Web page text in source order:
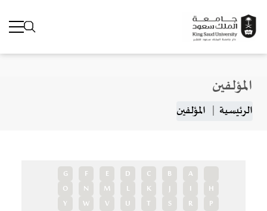
تجاوز إلى المحتوى الرئيسي
المؤلفين
مسار التنقل
الرئيسية المؤلفين
A
B
C
D
E
F
G
H
I
J
K
L
M
N
O
P
R
S
T
U
V
W
Y